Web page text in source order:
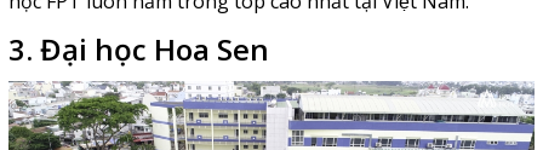
3. Đại học Hoa Sen